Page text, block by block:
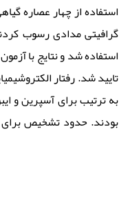
استفاده از چهار عصاره
گرافیتی مدادی رسوب